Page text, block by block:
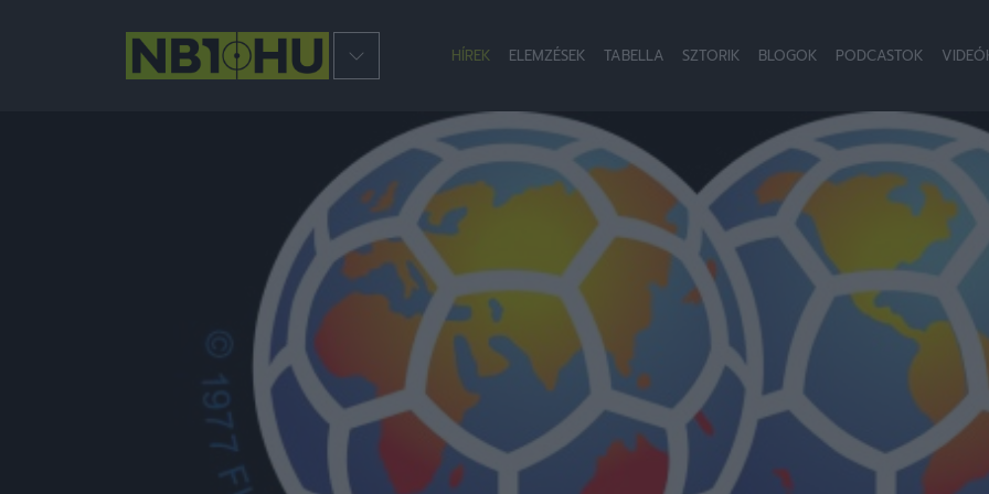
HÍREK ELEMZÉSEK TABELLA SZTORIK BLOGOK PODCASTOK